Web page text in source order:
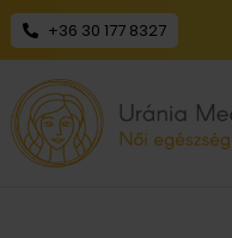
+36 30 177 8327